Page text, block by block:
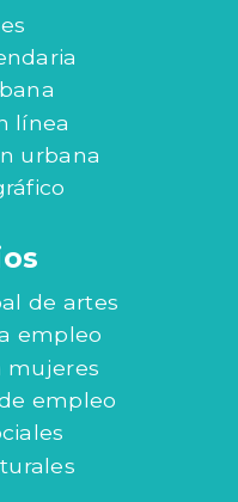
línea
urbana
de artes
empleo
mujeres
empleo